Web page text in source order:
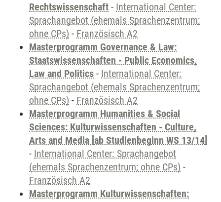
Rechtswissenschaft - International Center:
Sprachangebot (ehemals Sprachenzentrum;
ohne CPs) - Französisch A2
Masterprogramm Governance & Law:
Staatswissenschaften - Public Economics,
Law and Politics - International Center:
Sprachangebot (ehemals Sprachenzentrum;
ohne CPs) - Französisch A2
Masterprogramm Humanities & Social
Sciences: Kulturwissenschaften - Culture,
Arts and Media [ab Studienbeginn WS 13/14]
- International Center: Sprachangebot
(ehemals Sprachenzentrum; ohne CPs) -
Französisch A2
Masterprogramm Kulturwissenschaften: